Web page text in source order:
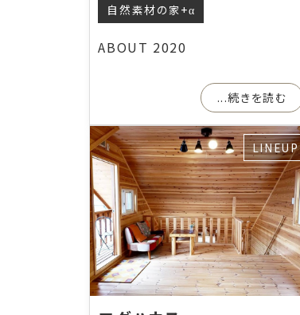
自然素材の家+α
ABOUT 2020
...続きを読む
LINEUP